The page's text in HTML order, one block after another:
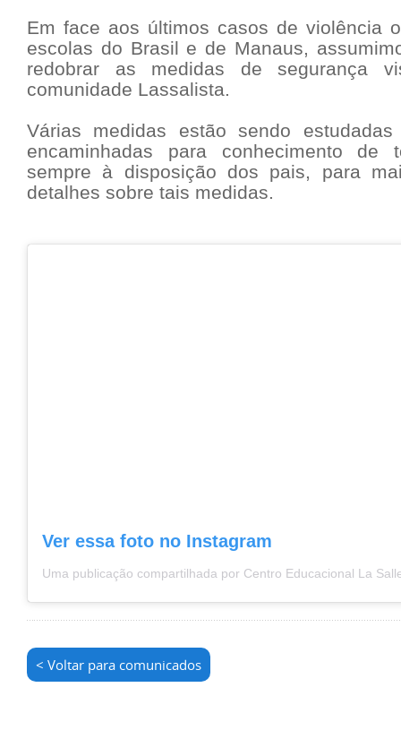
Em face aos últimos casos de violência
escolas do Brasil e de Manaus,
redobrar as medidas de segurança
comunidade Lassalista.
Várias medidas estão sendo
encaminhadas para conhecimento de
sempre à disposição dos pais, para
detalhes sobre tais medidas.
Ver essa foto no Instagram
< Voltar para comunicados